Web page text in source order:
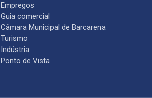
Empregos
Guia comercial
Câmara Municipal de Barcarena
Turismo
Indústria
Ponto de Vista